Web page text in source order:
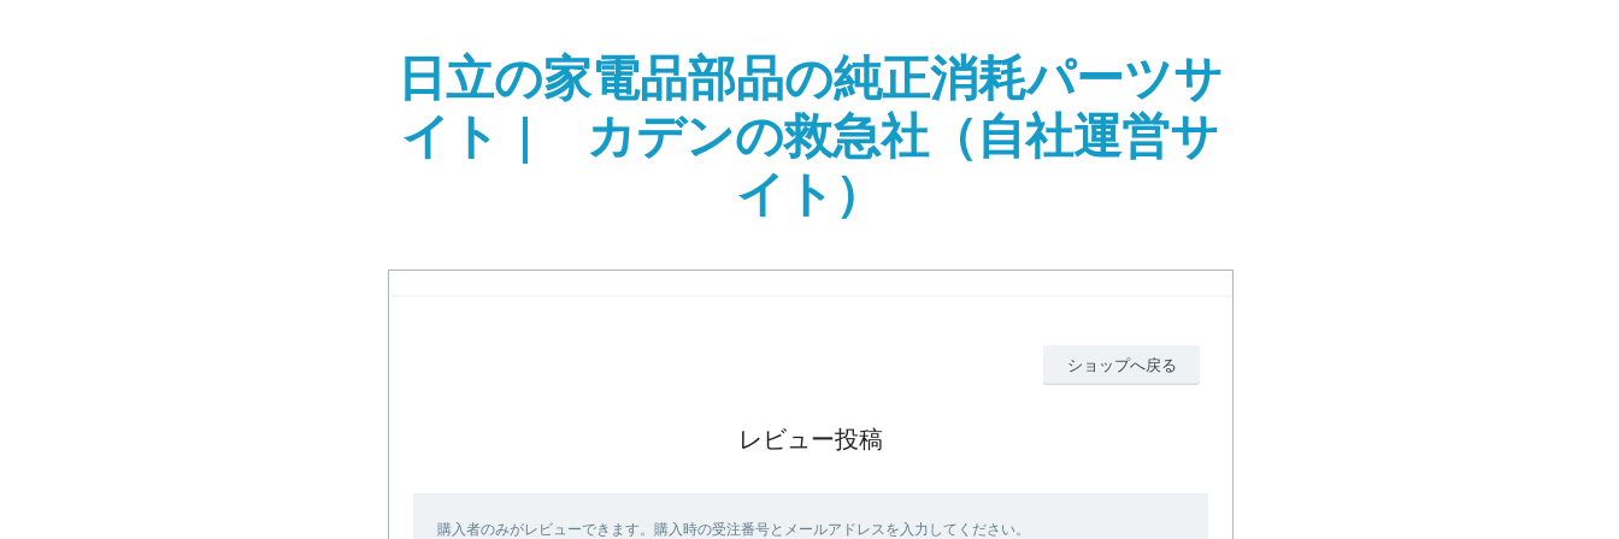
日立の家電品部品の純正消耗パーツサ
イト | カデンの救急社（自社運営サ
イト）
ショップへ戻る
レビュー投稿
購入者のみがレビューできます。購入時の受注番号とメールアドレスを入力してください。